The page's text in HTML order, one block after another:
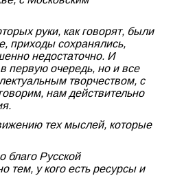
руки, как говорят, были
приходы сохранялись,
недостаточно. И
первую очередь, но и все
творчеством, с
нам действительно
тех мыслей, которые
благо Русской
тем, у кого есть ресурсы и